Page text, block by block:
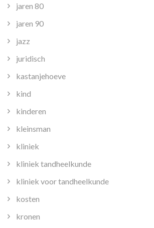
jaren 80
jaren 90
jazz
juridisch
kastanjehoeve
kind
kinderen
kleinsman
kliniek
kliniek tandheelkunde
kliniek voor tandheelkunde
kosten
kronen